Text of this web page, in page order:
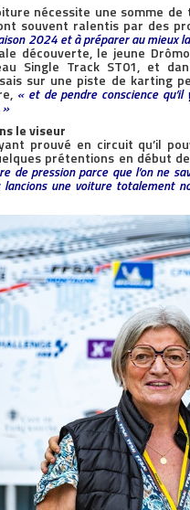
nécessite une somme
souvent ralentis par des
2024 et à préparer au mieux
découverte, le jeune
Single Track ST01, et
sur une piste de karting
« et de pendre conscience
le viseur
prouvé en circuit qu’il
prétentions en début
de pression parce que l’on ne
lancions une voiture totalement